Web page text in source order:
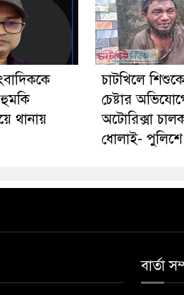
হুমকি
থানায়
চাটখিলে
চেষ্টার
অটোরিক্সা
ধোলাই-
বার্তা